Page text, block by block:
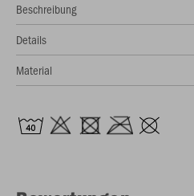
Beschreibung
Details
Material